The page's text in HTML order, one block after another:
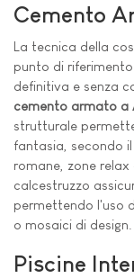
Cemento
La tecnica della
punto di
definitiva e senza
cemento armato a
strutturale
fantasia, secondo
romane, zone relax
calcestruzzo
permettendo l'uso
o mosaici di design.
Piscine